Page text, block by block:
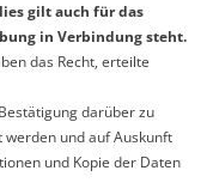
gilt auch für das
in Verbindung steht.
das Recht, erteilte
darüber zu
und auf Auskunft
und Kopie der Daten